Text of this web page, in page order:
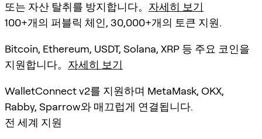
또는 자산 탈취를 방지합니다。 자세히 보기
100+개의 퍼블릭 체인, 30,000+개의 토큰 지원.
Bitcoin, Ethereum, USDT, Solana, XRP 등 주요 코인을
지원합니다。 자세히 보기
WalletConnect v2를 지원하며 MetaMask, OKX,
Rabby, Sparrow와 매끄럽게 연결됩니다.
전 세계 지원